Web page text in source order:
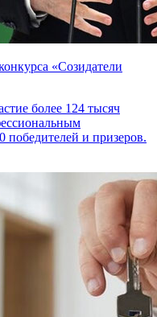
«Созидатели
более 124 тысяч
и призеров.